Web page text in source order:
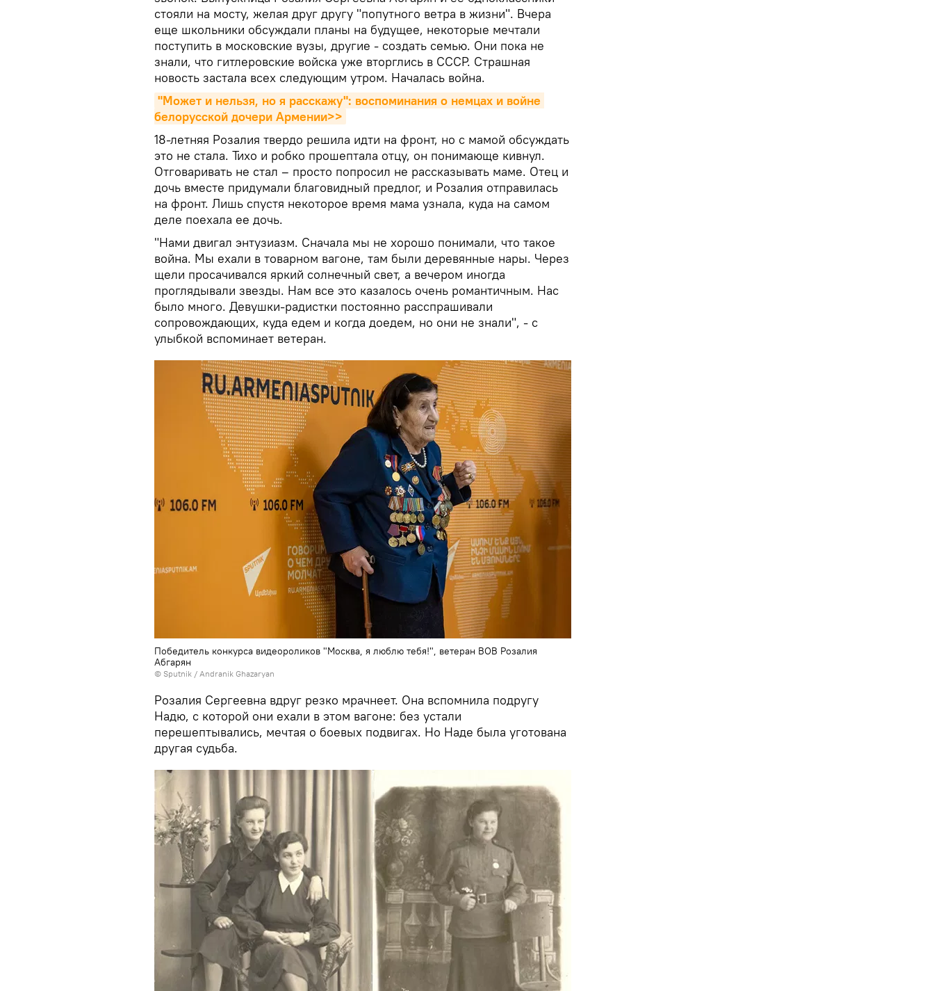
стояли на мосту, желая друг другу "попутного ветра в жизни". Вчера
еще школьники обсуждали планы на будущее, некоторые мечтали
поступить в московские вузы, другие - создать семью. Они пока не
знали, что гитлеровские войска уже вторглись в СССР. Страшная
новость застала всех следующим утром. Началась война.
"Может и нельзя, но я расскажу": воспоминания о немцах и войне
белорусской дочери Армении>>
18-летняя Розалия твердо решила идти на фронт, но с мамой обсуждать
это не стала. Тихо и робко прошептала отцу, он понимающе кивнул.
Отговаривать не стал – просто попросил не рассказывать маме. Отец и
дочь вместе придумали благовидный предлог, и Розалия отправилась
на фронт. Лишь спустя некоторое время мама узнала, куда на самом
деле поехала ее дочь.
"Нами двигал энтузиазм. Сначала мы не хорошо понимали, что такое
война. Мы ехали в товарном вагоне, там были деревянные нары. Через
щели просачивался яркий солнечный свет, а вечером иногда
проглядывали звезды. Нам все это казалось очень романтичным. Нас
было много. Девушки-радистки постоянно расспрашивали
сопровождающих, куда едем и когда доедем, но они не знали", - с
улыбкой вспоминает ветеран.
Победитель конкурса видеороликов "Москва, я люблю тебя!", ветеран ВОВ Розалия
Абгарян
© Sputnik / Andranik Ghazaryan
Розалия Сергеевна вдруг резко мрачнеет. Она вспомнила подругу
Надю, с которой они ехали в этом вагоне: без устали
перешептывались, мечтая о боевых подвигах. Но Наде была уготована
другая судьба.